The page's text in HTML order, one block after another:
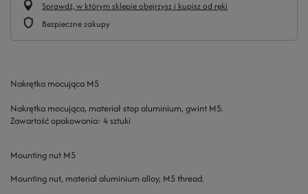
Sprawdź, w którym sklepie obejrzysz i kupisz od ręki
Bezpieczne zakupy
Nakrętka mocująca M5
Nakrętka mocująca, materiał stop aluminium, gwint M5.
Zawartość opakowania: 4 sztuki
Mounting nut M5
Mounting nut, material aluminium alloy, M5 thread.